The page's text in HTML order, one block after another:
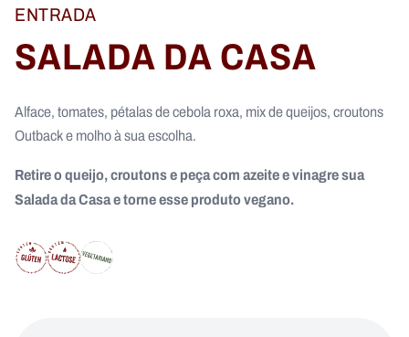
ENTRADA
SALADA DA CASA
Alface, tomates, pétalas de cebola roxa, mix de queijos, croutons
Outback e molho à sua escolha.
Retire o queijo, croutons e peça com azeite e vinagre sua
Salada da Casa e torne esse produto vegano.